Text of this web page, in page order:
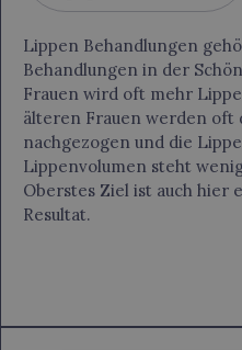
Lippen Behandlungen
Behandlungen in der
Frauen wird oft mehr
älteren Frauen werden oft
nachgezogen und die
Lippenvolumen steht
Oberstes Ziel ist auch hier
Resultat.